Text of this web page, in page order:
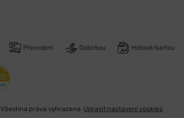
. Všechna práva vyhrazena. Upravit nastavení cookies